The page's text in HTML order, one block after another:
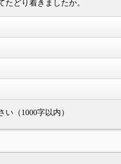
どり着きましたか。
（1000字以内）